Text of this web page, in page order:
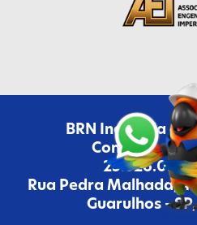
BRN Industria de
Construcao
Rua Pedra Malhada,
Guarulhos -